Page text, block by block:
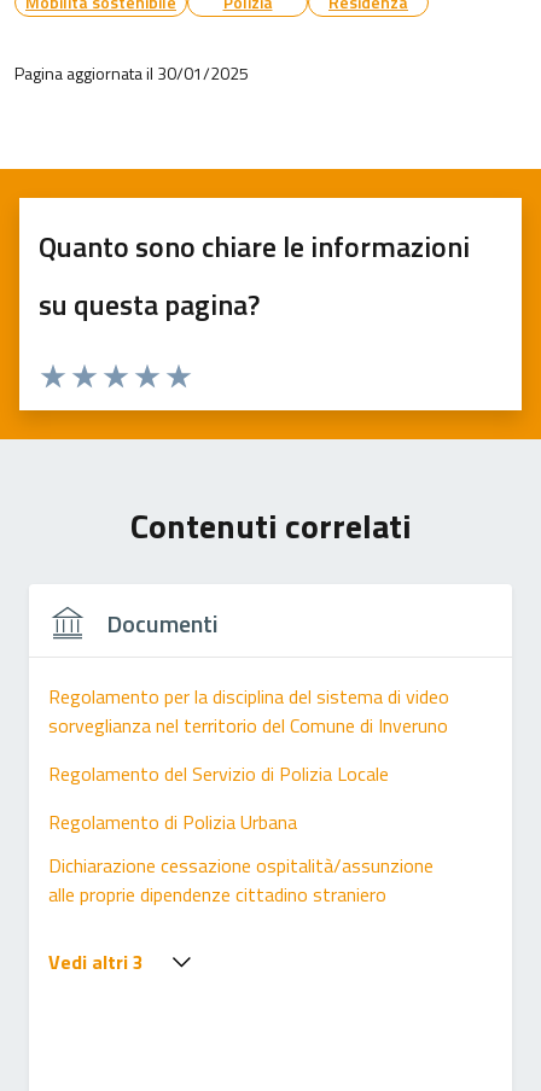
Pagina aggiornata il 30/01/2025
Quanto sono chiare le informazioni
su questa pagina?
Valuta 5 stelle su 5
Valuta 4 stelle su 5
Valuta 3 stelle su 5
Valuta 2 stelle su 5
Valuta 1 stelle su 5
Contenuti correlati
Documenti
Regolamento per la disciplina del sistema di video
sorveglianza nel territorio del Comune di Inveruno
Regolamento del Servizio di Polizia Locale
Regolamento di Polizia Urbana
Dichiarazione cessazione ospitalità/assunzione
alle proprie dipendenze cittadino straniero
Vedi altri 3